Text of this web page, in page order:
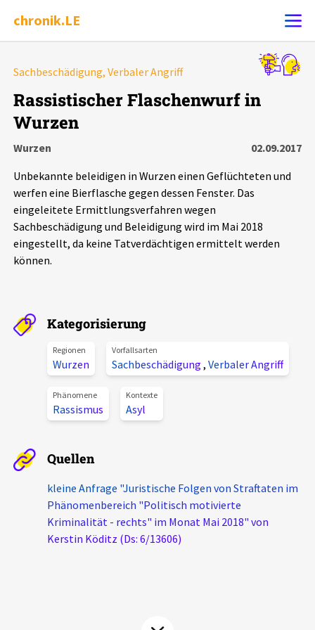
chronik.LE
Ereignis melden
Chronik
Leipziger Zustände
Schlaglichter
Aktuelles
Alle Beiträge
Veranstaltungen
Pressemitteilungen
Podcasts
Über uns
Projektbeschreibung
Unterstützer_innen
chronik.LE in der Presse
Sachbeschädigung, Verbaler Angriff
Rassistischer Flaschenwurf in
Wurzen
Wurzen
02.09.2017
Unbekannte beleidigen in Wurzen einen Geflüchteten und
werfen eine Bierflasche gegen dessen Fenster. Das
eingeleitete Ermittlungsverfahren wegen
Sachbeschädigung und Beleidigung wird im Mai 2018
eingestellt, da keine Tatverdächtigen ermittelt werden
können.
Kategorisierung
Regionen
Wurzen
Vorfallsarten
Sachbeschädigung , Verbaler Angriff
Phänomene
Rassismus
Kontexte
Asyl
Quellen
kleine Anfrage "Juristische Folgen von Straftaten im
Phänomenbereich "Politisch motivierte
Kriminalität - rechts" im Monat Mai 2018" von
Kerstin Köditz (Ds: 6/13606)
Alle Ereignisse
Ereignisse
Ereignisse